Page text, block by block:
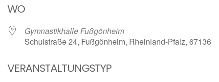
WO
Gymnastikhalle Fußgönheim
Schulstraße 24, Fußgönheim, Rheinland-Pfalz, 67136
VERANSTALTUNGSTYP